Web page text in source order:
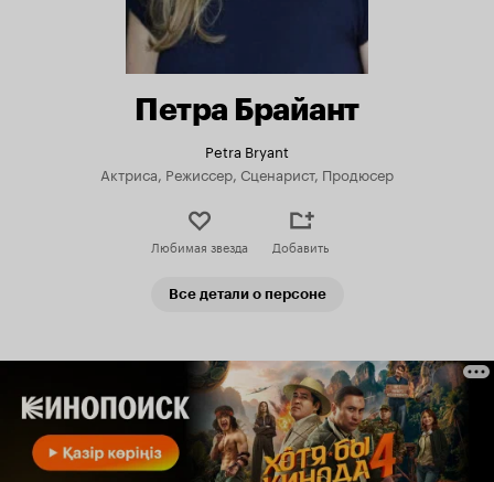
Петра Брайант
Petra Bryant
Актриса, Режиссер, Сценарист, Продюсер
Любимая звезда Добавить
Все детали о персоне